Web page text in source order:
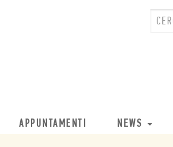
APPUNTAMENTI NEWS